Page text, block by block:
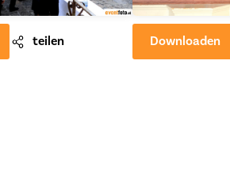
teilen Downloaden